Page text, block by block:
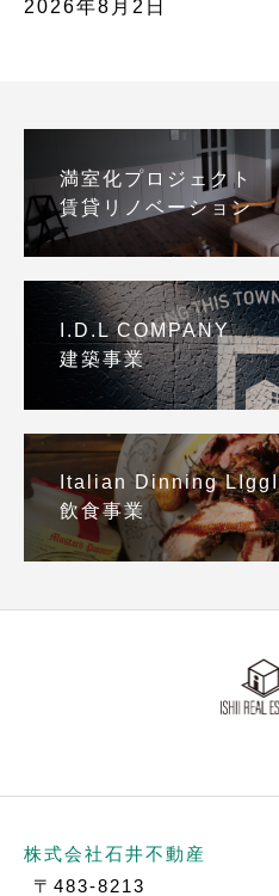
2026年8月2日
満室化プロジェクト
賃貸リノベーション
I.D.L COMPANY
建築事業
Italian Dinning LIggI
飲食事業
株式会社石井不動産
〒483-8213